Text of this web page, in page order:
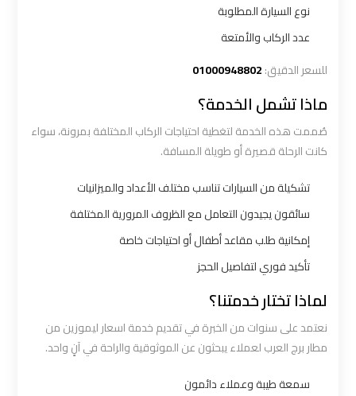
نوع السيارة المطلوبة
عدد الركاب والأمتعة
للسعر الدقيق:01000948802
ماذا تشمل الخدمة؟
صُممت هذه الخدمة لتغطية احتياجات الركاب المختلفة بمرونة، سواء
كانت الرحلة قصيرة أو طويلة المسافة.
تشكيلة من السيارات تناسب مختلف الأعداد والميزانيات
سائقون يجيدون التعامل مع الظروف المرورية المختلفة
إمكانية طلب مقاعد أطفال أو احتياجات خاصة
تأكيد فوري لتفاصيل الحجز
لماذا تختار خدمتنا؟
نعتمد على سنوات من الخبرة في تقديم خدمة اسعار ليموزين من
مطار برج العرب لعملاء يبحثون عن الموثوقية والراحة في آنٍ واحد.
سمعة طيبة وعملاء دائمون
القاهرة
اسكندرية
ليموزين
المطار
ليموزين